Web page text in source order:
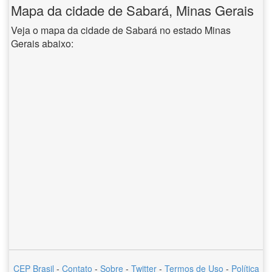
Mapa da cidade de Sabará, Minas Gerais
Veja o mapa da cidade de Sabará no estado Minas
Gerais abaixo:
CEP Brasil - Contato - Sobre - Twitter - Termos de Uso - Política